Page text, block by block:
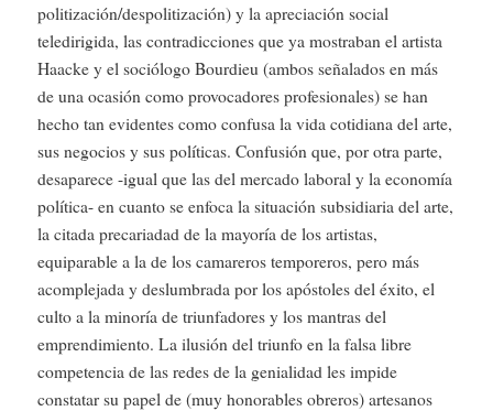
politización/despolitización) y la apreciación social
teledirigida, las contradicciones que ya mostraban el artista
Haacke y el sociólogo Bourdieu (ambos señalados en más
de una ocasión como provocadores profesionales) se han
hecho tan evidentes como confusa la vida cotidiana del arte,
sus negocios y sus políticas. Confusión que, por otra parte,
desaparece -igual que las del mercado laboral y la economía
política- en cuanto se enfoca la situación subsidiaria del arte,
la citada precariadad de la mayoría de los artistas,
equiparable a la de los camareros temporeros, pero más
acomplejada y deslumbrada por los apóstoles del éxito, el
culto a la minoría de triunfadores y los mantras del
emprendimiento. La ilusión del triunfo en la falsa libre
competencia de las redes de la genialidad les impide
constatar su papel de (muy honorables obreros) artesanos